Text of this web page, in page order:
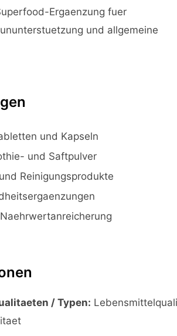
Ergaenzung fuer
und allgemeine
und Kapseln
und Saftpulver
Reinigungsprodukte
/ Typen: